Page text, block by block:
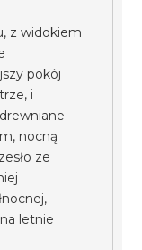
z widokiem
pokój
i
nocną
ze
letnie